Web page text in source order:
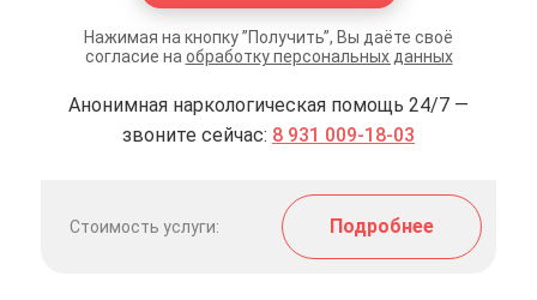
Нажимая на кнопку ”Получить”, Вы даёте своё
согласие на обработку персональных данных
Анонимная наркологическая помощь 24/7 —
звоните сейчас: 8 931 009-18-03
Стоимость услуги: Подробнее